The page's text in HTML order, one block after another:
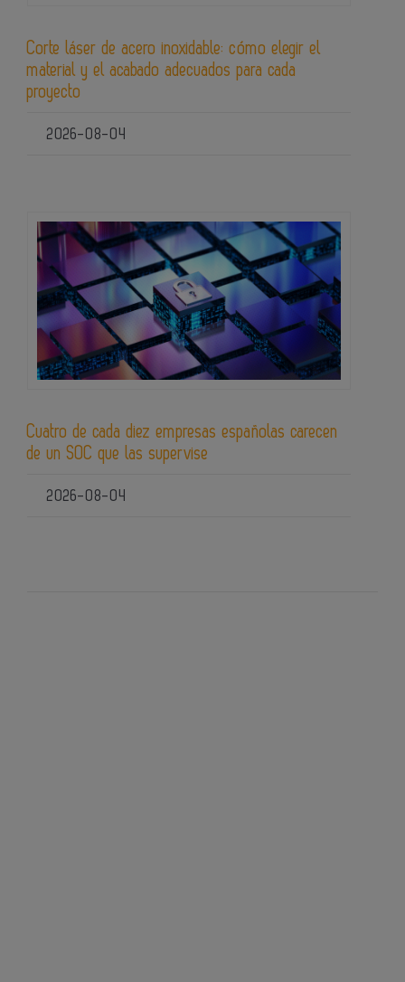
Corte láser de acero inoxidable: cómo elegir el
material y el acabado adecuados para cada
proyecto
2026-08-04
Cuatro de cada diez empresas españolas carecen
de un SOC que las supervise
2026-08-04